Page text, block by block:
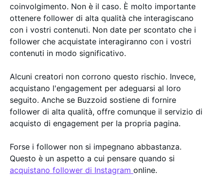
coinvolgimento. Non è il caso. È molto importante
ottenere follower di alta qualità che interagiscano
con i vostri contenuti. Non date per scontato che i
follower che acquistate interagiranno con i vostri
contenuti in modo significativo.
Alcuni creatori non corrono questo rischio. Invece,
acquistano l'engagement per adeguarsi al loro
seguito. Anche se Buzzoid sostiene di fornire
follower di alta qualità, offre comunque il servizio di
acquisto di engagement per la propria pagina.
Forse i follower non si impegnano abbastanza.
Questo è un aspetto a cui pensare quando si
acquistano follower di Instagram online.